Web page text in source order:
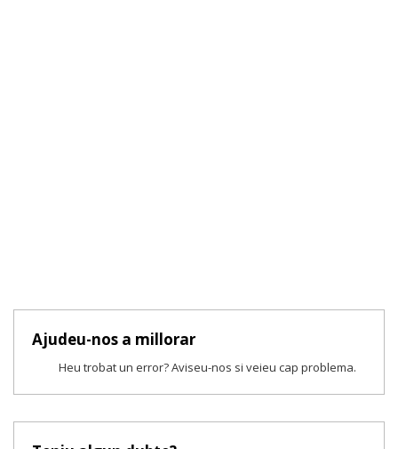
Ajudeu-nos a millorar
Heu trobat un error? Aviseu-nos si veieu cap problema.